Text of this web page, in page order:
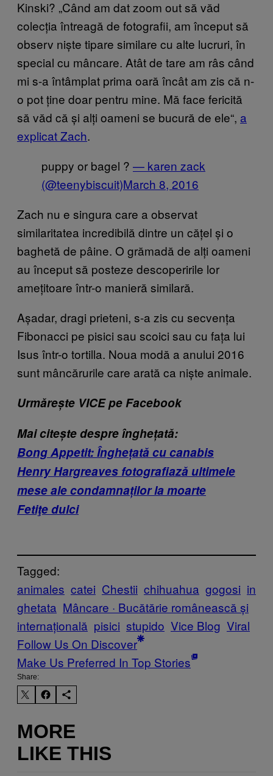
Kinski? „Când am dat zoom out să văd
colecția întreagă de fotografii, am început să
observ niște tipare similare cu alte lucruri, în
special cu mâncare. Atât de tare am râs când
mi s-a întâmplat prima oară încât am zis că n-
o pot ține doar pentru mine. Mă face fericită
să văd că și alți oameni se bucură de ele“, a
explicat Zach.
puppy or bagel ? — karen zack
(@teenybiscuit)March 8, 2016
Zach nu e singura care a observat
similaritatea incredibilă dintre un cățel și o
baghetă de pâine. O grămadă de alți oameni
au început să posteze descoperirile lor
amețitoare într-o manieră similară.
Așadar, dragi prieteni, s-a zis cu secvența
Fibonacci pe pisici sau scoici sau cu fața lui
Isus într-o tortilla. Noua modă a anului 2016
sunt mâncărurile care arată ca niște animale.
Urmărește VICE pe Facebook
Mai citește despre înghețată:
Bong Appetit: Înghețată cu canabis
Henry Hargreaves fotografiază ultimele
mese ale condamnaților la moarte
Fetiţe dulci
Tagged:
animales catei Chestii chihuahua gogosi in
ghetata Mâncare · Bucătărie românească și
internațională pisici stupido Vice Blog Viral
Follow Us On Discover
Make Us Preferred In Top Stories
Share:
MORE
LIKE THIS